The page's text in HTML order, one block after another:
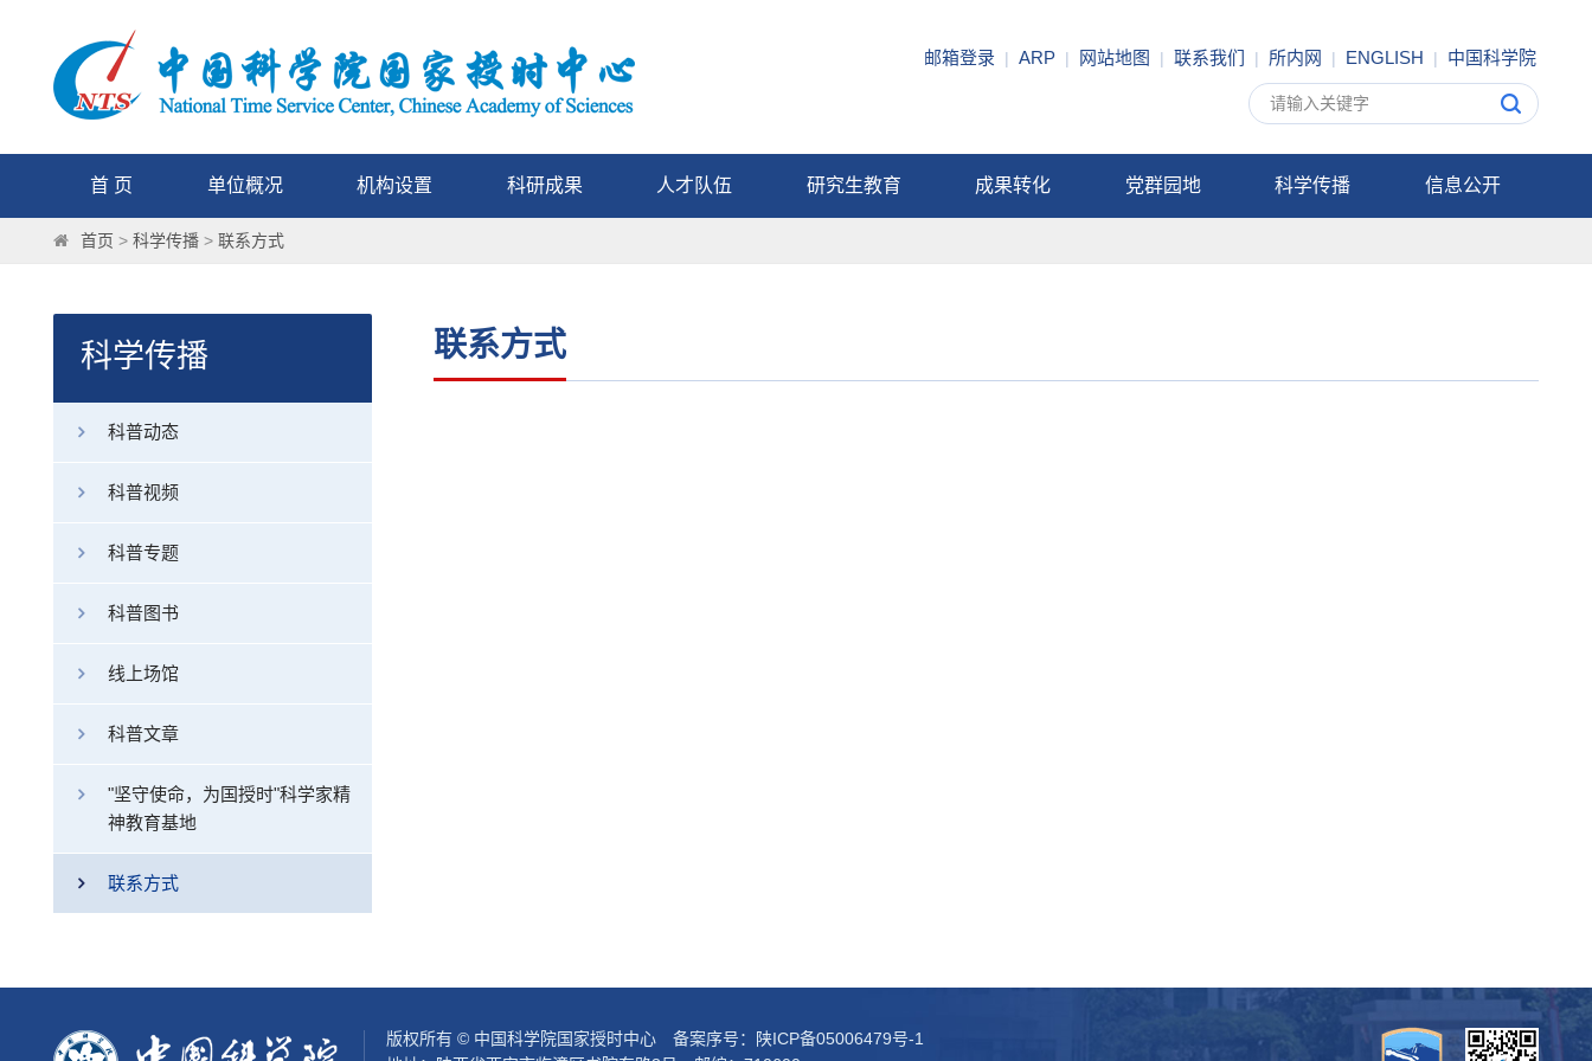
邮箱登录 | ARP | 网站地图 | 联系我们 | 所内网 | ENGLISH | 中国科学院
首 页 单位概况 机构设置 科研成果 人才队伍 研究生教育 成果转化 党群园地 科学传播 信息公开
首页 > 科学传播 > 联系方式
科学传播
科普动态
科普视频
科普专题
科普图书
线上场馆
科普文章
"坚守使命，为国授时"科学家精
神教育基地
联系方式
联系方式
版权所有 © 中国科学院国家授时中心 备案序号：
陕ICP备05006479号-1